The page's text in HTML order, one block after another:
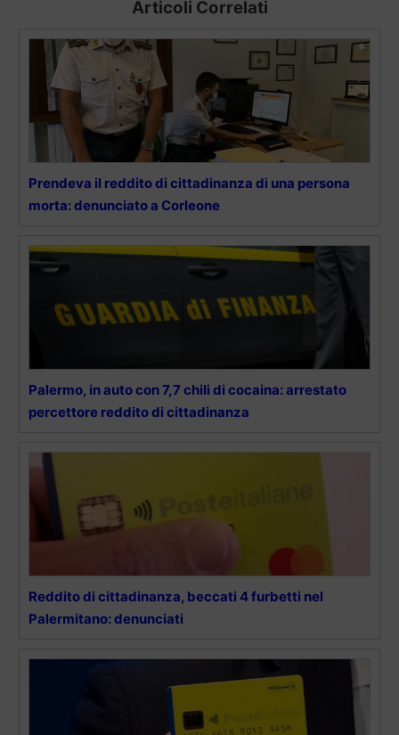
Articoli Correlati
Prendeva il reddito di cittadinanza di una persona
morta: denunciato a Corleone
Palermo, in auto con 7,7 chili di cocaina: arrestato
percettore reddito di cittadinanza
Reddito di cittadinanza, beccati 4 furbetti nel
Palermitano: denunciati